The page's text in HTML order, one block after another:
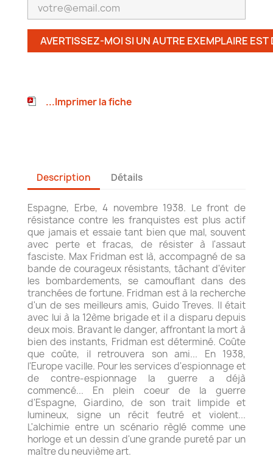
AVERTISSEZ-MOI SI UN AUTRE EXEMPLAIRE EST
...Imprimer la fiche
Description Détails
Espagne, Erbe, 4 novembre 1938. Le front de
résistance contre les franquistes est plus actif
que jamais et essaie tant bien que mal, souvent
avec perte et fracas, de résister à l'assaut
fasciste. Max Fridman est là, accompagné de sa
bande de courageux résistants, tâchant d'éviter
les bombardements, se camouflant dans des
tranchées de fortune. Fridman est à la recherche
d'un de ses meilleurs amis, Guido Treves. Il était
avec lui à la 12ème brigade et il a disparu depuis
deux mois. Bravant le danger, affrontant la mort à
bien des instants, Fridman est déterminé. Coûte
que coûte, il retrouvera son ami... En 1938,
l'Europe vacille. Pour les services d'espionnage et
de contre-espionnage la guerre a déjà
commencé... En plein coeur de la guerre
d'Espagne, Giardino, de son trait limpide et
lumineux, signe un récit feutré et violent...
L'alchimie entre un scénario règlé comme une
horloge et un dessin d'une grande pureté par un
maître du neuvième art.